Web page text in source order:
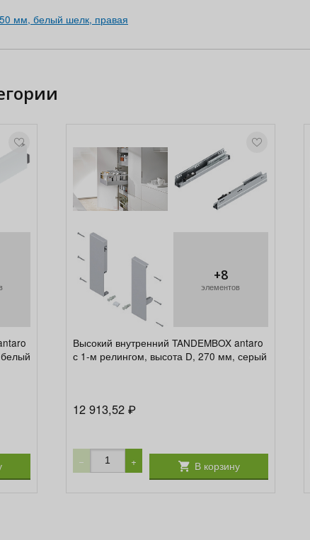
мм, белый шелк, правая
+8
элементов
Высокий внутренний TANDEMBOX antaro
с 1-м релингом, высота D, 270 мм, серый
12 913,52₽
− + В корзину